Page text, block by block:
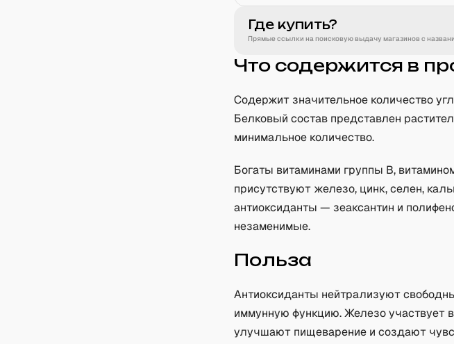
Где купить?
Прямые ссылки на поисковую выдачу магазинов с
Что содержится в
Содержит значительное количество
Белковый состав представлен
минимальное количество.
Богаты витаминами группы B,
присутствуют железо, цинк, селен,
антиоксиданты — зеаксантин и
незаменимые.
Польза
Антиоксиданты нейтрализуют
иммунную функцию. Железо участвует
улучшают пищеварение и создают